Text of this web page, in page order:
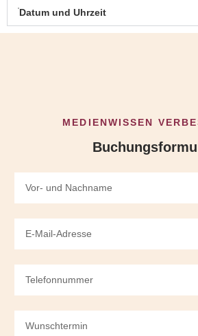
Datum und Uhrzeit
MEDIENWISSEN